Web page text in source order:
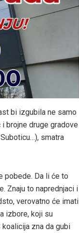
bi izgubila ne samo
brojne druge gradove
smatra
pobede. Da li će to
Znaju to naprednjaci i
verovatno će imati
izbore, koji su
zna da gubi